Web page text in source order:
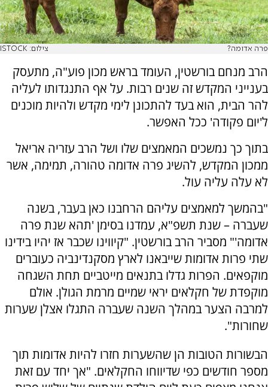
פרה אדומה? צילום: ISTOCK
הרב מנחם בורשטין, העומד בראש מכון פוע"ה, מתעסק
בענייני המקדש זה שנים רבות. על אף התנגדותו לעליה
להר הבית, הוא בעד להתכונן לימי מקדש ולהיות מוכנים
ל'יום פקודה' ככל האפשר.
בתוך כך נמשכים המאמצים שלו ושל הרב עזריה אריאל
ממכון המקדש, להשיג פרה אדומה טהורה, תמימה, אשר
לא עלה עליה עול.
"בהמשך למאמצים עליהם הרחבנו כאן בעבר, בשנה
שעברה – שנת תשפ"א, עמדנו בסימן 'תהא שנת פרה
אדומה'" מסביר הרב בורשטין. "קיווינו שכבר אז יהיו בידינו
שתי פרות אדומות שייבאנו לארץ מסקנדינביה כעוברים
מוקפאים. הפרות גדלו בתנאים מייטביים תחת השגחה
מוקפדת של חקלאים יראי שמיים מרמת הגולן. אולם
למרבה הצער במהלך השנה שעברה התגלו אצלן שערות
שחורות".
הבשורות הטובות הן שהשערות חזרו להיות אדומות תוך
מספר חודשים כפי שדיווחו החקלאים. "אך יחד עם זאת